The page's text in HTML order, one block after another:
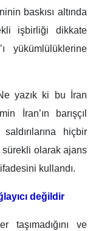
baskısı altında
işbirliği dikkate
yükümlülüklerine
yazık ki bu İran
İran’ın barışçıl
hiçbir
olarak ajans
kullandı.
değildir
ve